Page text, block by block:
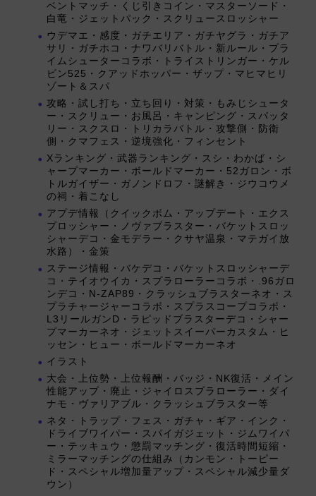
ベントマッチ・くじ引きコイン・マスターソード・
白竜・ジェットパック・スクリュースロッシャー
ウデマエ・感度・ガチエリア・ガチヤグラ・ガチア
サリ・ガチホコ・ナワバリバトル・新ルール・プラ
イムシューターコラボ・トライストリンガー・ケル
ビン525・クアッドホッパー・ザップ・マヒマヒリ
ゾート＆スパ
攻略・試し打ち・立ち回り・対策・もみじシュータ
ー・スクリュー・お風呂・キャンピング・スパッタ
リー・スクスロ・トリカラバトル・攻撃側・防衛
側・クマフェス・逆境強化・フィンセント
Xランキング・武器ランキング・スシ・わかば・シ
ャープマーカー・ボールドマーカー・52ガロン・ボ
トルガイザー・ガノンドロフ・謎解き・ジウコウメ
の祠・着こなし
アプデ情報（クイックボム・アップデート・エクス
プロッシャー・ノヴァブラスター・バケットスロッ
シャーデコ・金モデラー・クサヤ温泉・マテガイ放
水路）・金策
ステージ情報・バケデコ・バケットスロッシャーデ
コ・テイオウイカ・スプラローラーコラボ・.96ガロ
ンデコ・N-ZAP89・クラッシュブラスターネオ・ス
プラチャージャーコラボ・スプラスコープコラボ・
L3リールガンD・ラピッドブラスターデコ・シャー
プマーカーネオ・ジェットスイーパーカスタム・ヒ
ッセン・ヒュー・ボールドマーカーネオ
イラスト
大会・上位勢・上位報酬・バッジ・NK復活・メイン
性能アップ・廃止・ジャイロスプラローラー・ダイ
ナモ・ヴァリアブル・クラッシュブラスター等
ネタ・トラップ・フェス・ガチャ・ギア・インク・
ドライブワイパー・スパイガジェット・ジムワイパ
ー・テッキュウ・懲罰マッチング・復活時間短縮・
ミラーマッチングの仕組み（カンモン・トーピー
ド・スペシャル増加量アップ・スペシャル減少量ダ
ウン）